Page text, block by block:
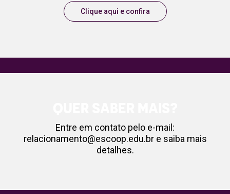
Clique aqui e confira
Entre em contato pelo e-mail:
relacionamento@escoop.edu.bre saiba mais
detalhes.